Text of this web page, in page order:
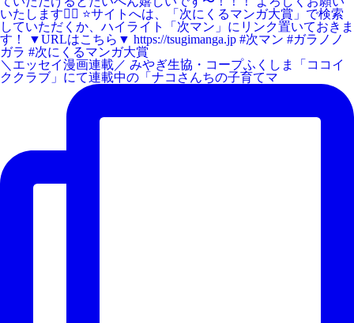
＼エッセイ漫画連載／ みやぎ生協・コープふくしま「ココイ
ククラブ」にて連載中の「ナコさんちの子育てマ